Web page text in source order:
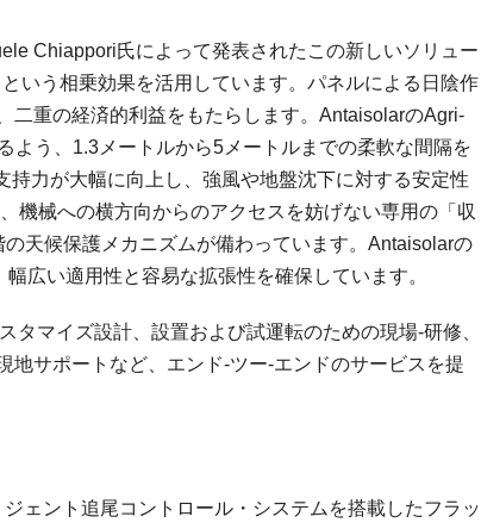
Chiappori氏によって発表されたこの新しいソリュー
いう相乗効果を活用しています。パネルによる日陰作
二重の経済的利益をもたらします。AntaisolarのAgri-
よう、1.3メートルから5メートルまでの柔軟な間隔を
持力が大幅に向上し、強風や地盤沈下に対する安定性
機械への横方向からのアクセスを妨げない専用の「収
天候保護メカニズムが備わっています。Antaisolarの
広い適用性と容易な拡張性を確保しています。
マイズ設計、設置および試運転のための現場‑研修、
サポートなど、エンド‑ツー‑エンドのサービスを提
ェント追尾コントロール・システムを搭載したフラッ